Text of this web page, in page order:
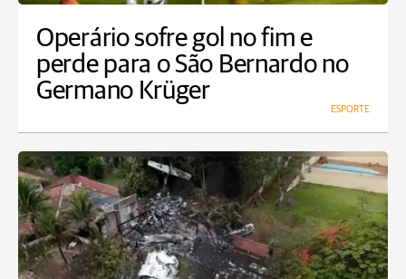
Operário sofre gol no fim e
perde para o São Bernardo no
Germano Krüger
ESPORTE